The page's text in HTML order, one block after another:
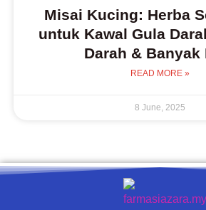
Misai Kucing: Herba
untuk Kawal Gula
Darah & Banyak
READ MORE »
8 June, 2025